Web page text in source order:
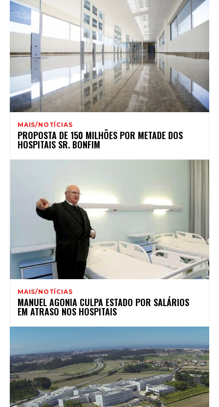
MAIS/NOTÍCIAS
PROPOSTA DE 150 MILHÕES POR METADE DOS
HOSPITAIS SR. BONFIM
MAIS/NOTÍCIAS
MANUEL AGONIA CULPA ESTADO POR SALÁRIOS
EM ATRASO NOS HOSPITAIS